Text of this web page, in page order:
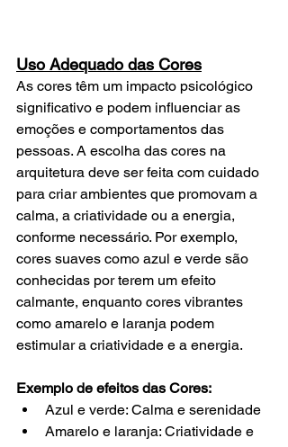
Uso Adequado das Cores
As cores têm um impacto psicológico
significativo e podem influenciar as
emoções e comportamentos das
pessoas. A escolha das cores na
arquitetura deve ser feita com cuidado
para criar ambientes que promovam a
calma, a criatividade ou a energia,
conforme necessário. Por exemplo,
cores suaves como azul e verde são
conhecidas por terem um efeito
calmante, enquanto cores vibrantes
como amarelo e laranja podem
estimular a criatividade e a energia.
Exemplo de efeitos das Cores:
Azul e verde: Calma e serenidade
Amarelo e laranja: Criatividade e